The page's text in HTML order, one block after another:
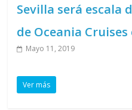
Sevilla será escala
de Oceania Cruises
Mayo 11, 2019
Ver más